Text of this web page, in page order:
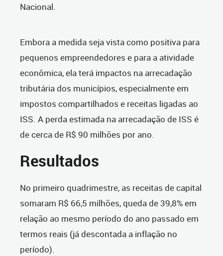
Nacional.
Embora a medida seja vista como positiva para
pequenos empreendedores e para a atividade
econômica, ela terá impactos na arrecadação
tributária dos municípios, especialmente em
impostos compartilhados e receitas ligadas ao
ISS. A perda estimada na arrecadação de ISS é
de cerca de R$ 90 milhões por ano.
Resultados
No primeiro quadrimestre, as receitas de capital
somaram R$ 66,5 milhões, queda de 39,8% em
relação ao mesmo período do ano passado em
termos reais (já descontada a inflação no
período).